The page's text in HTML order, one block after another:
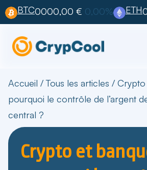
BTC0000,00 € 0,00% ETH
Accueil /Tous les articles / Crypto
pourquoi le contrôle de l’argent
central ?
Crypto et